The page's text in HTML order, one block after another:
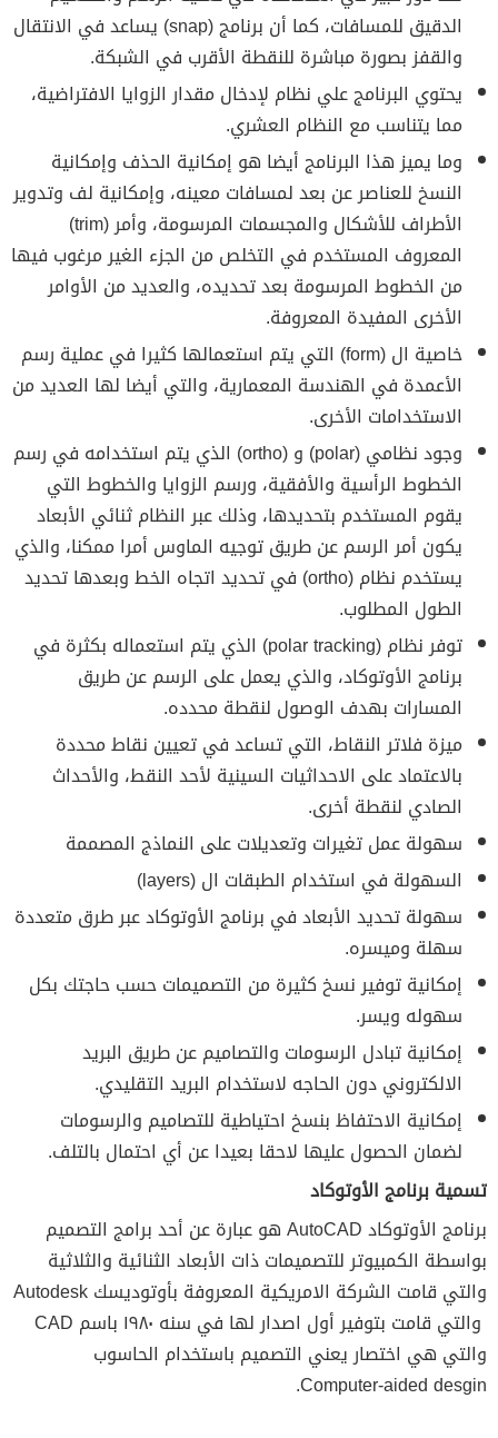
الدقيق للمسافات، كما أن برنامج (snap) يساعد في الانتقال
والقفز بصورة مباشرة للنقطة الأقرب في الشبكة.
يحتوي البرنامج علي نظام لإدخال مقدار الزوايا الافتراضية،
مما يتناسب مع النظام العشري.
وما يميز هذا البرنامج أيضا هو إمكانية الحذف وإمكانية
النسخ للعناصر عن بعد لمسافات معينه، وإمكانية لف وتدوير
الأطراف للأشكال والمجسمات المرسومة، وأمر (trim)
المعروف المستخدم في التخلص من الجزء الغير مرغوب فيها
من الخطوط المرسومة بعد تحديده، والعديد من الأوامر
الأخرى المفيدة المعروفة.
خاصية ال (form) التي يتم استعمالها كثيرا في عملية رسم
الأعمدة في الهندسة المعمارية، والتي أيضا لها العديد من
الاستخدامات الأخرى.
وجود نظامي (polar) و (ortho) الذي يتم استخدامه في رسم
الخطوط الرأسية والأفقية، ورسم الزوايا والخطوط التي
يقوم المستخدم بتحديدها، وذلك عبر النظام ثنائي الأبعاد
يكون أمر الرسم عن طريق توجيه الماوس أمرا ممكنا، والذي
يستخدم نظام (ortho) في تحديد اتجاه الخط وبعدها تحديد
الطول المطلوب.
توفر نظام (polar tracking) الذي يتم استعماله بكثرة في
برنامج الأوتوكاد، والذي يعمل على الرسم عن طريق
المسارات بهدف الوصول لنقطة محدده.
ميزة فلاتر النقاط، التي تساعد في تعيين نقاط محددة
بالاعتماد على الاحداثيات السينية لأحد النقط، والأحداث
الصادي لنقطة أخرى.
سهولة عمل تغيرات وتعديلات على النماذج المصممة
السهولة في استخدام الطبقات ال (layers)
سهولة تحديد الأبعاد في برنامج الأوتوكاد عبر طرق متعددة
سهلة وميسره.
إمكانية توفير نسخ كثيرة من التصميمات حسب حاجتك بكل
سهوله ويسر.
إمكانية تبادل الرسومات والتصاميم عن طريق البريد
الالكتروني دون الحاجه لاستخدام البريد التقليدي.
إمكانية الاحتفاظ بنسخ احتياطية للتصاميم والرسومات
لضمان الحصول عليها لاحقا بعيدا عن أي احتمال بالتلف.
تسمية برنامج الأوتوكاد
برنامج الأوتوكاد AutoCAD هو عبارة عن أحد برامج التصميم
بواسطة الكمبيوتر للتصميمات ذات الأبعاد الثنائية والثلاثية
والتي قامت الشركة الامريكية المعروفة بأوتوديسك Autodesk
والتي قامت بتوفير أول اصدار لها في سنه ١٩٨٠ باسم CAD
والتي هي اختصار يعني التصميم باستخدام الحاسوب
Computer-aided desgin.